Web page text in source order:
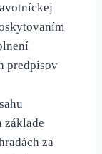
predpisov
základe
za